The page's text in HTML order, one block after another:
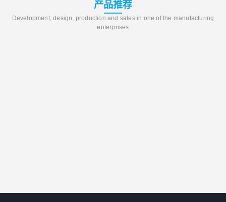
产品推荐
Development, design, production and sales in one of the manufacturing
enterprises